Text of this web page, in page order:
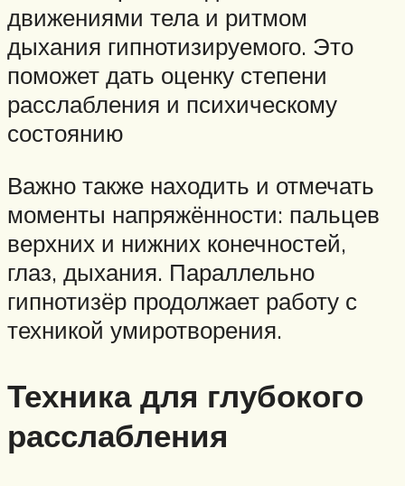
движениями тела и ритмом
дыхания гипнотизируемого. Это
поможет дать оценку степени
расслабления и психическому
состоянию
Важно также находить и отмечать
моменты напряжённости: пальцев
верхних и нижних конечностей,
глаз, дыхания. Параллельно
гипнотизёр продолжает работу с
техникой умиротворения.
Техника для глубокого
расслабления